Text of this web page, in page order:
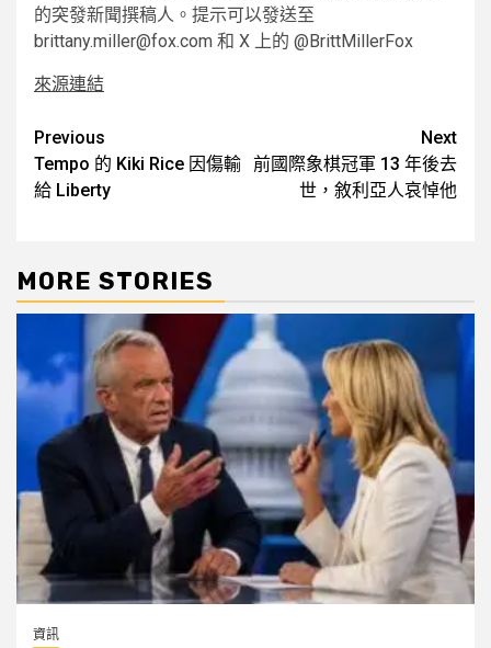
的突發新聞撰稿人。提示可以發送至
brittany.miller@fox.com 和 X 上的 @BrittMillerFox
來源連結
Post
navigation
Previous
Tempo 的 Kiki Rice 因傷輸
給 Liberty
Next
前國際象棋冠軍 13 年後去
世，敘利亞人哀悼他
MORE STORIES
資訊